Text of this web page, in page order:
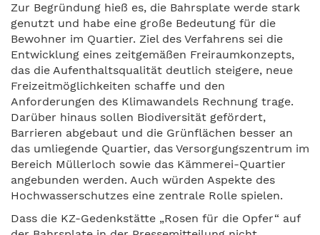
Zur Begründung hieß es, die Bahrsplate werde stark
genutzt und habe eine große Bedeutung für die
Bewohner im Quartier. Ziel des Verfahrens sei die
Entwicklung eines zeitgemäßen Freiraumkonzepts,
das die Aufenthaltsqualität deutlich steigere, neue
Freizeitmöglichkeiten schaffe und den
Anforderungen des Klimawandels Rechnung trage.
Darüber hinaus sollen Biodiversität gefördert,
Barrieren abgebaut und die Grünflächen besser an
das umliegende Quartier, das Versorgungszentrum im
Bereich Müllerloch sowie das Kämmerei-Quartier
angebunden werden. Auch würden Aspekte des
Hochwasserschutzes eine zentrale Rolle spielen.
Dass die KZ-Gedenkstätte „Rosen für die Opfer“ auf